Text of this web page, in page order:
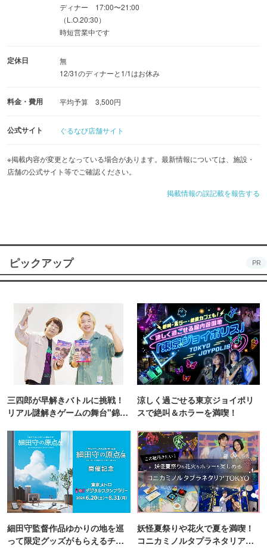
ディナー 17:00〜21:00
（L.O.20:30）
時短営業中です
定休日
無
12/31のディナーと1/1はお休み
料金・費用 平均予算 3,500円
公式サイト ぐるなび店舗サイト
※掲載内容が変更となっている場合があります。最新情報については、施設・
店舗の公式サイト等でご確認ください。
掲載情報の誤記載を報告する
ピックアップ PR
三四郎が早解きバトルに挑戦！
リアル謎解きゲームの舞台"錦糸
涼しく過ごせる東京ジョイポリ
スで絶叫＆ホラーを満喫！
細田守監督作品ゆかりの地を巡
って限定グッズがもらえるチャ
妖怪夏祭りや花火で夏を満喫！
コニカミノルタプラネタリア